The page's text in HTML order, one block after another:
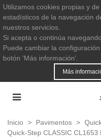
Utilizamos cookies propias y
estadísticos de la navegación
nuestros servicios.
Si acepta o continúa
Puede cambiar la
botón 'Más información'.
Más
Inicio > Pavimentos >
Quick-Step CLASSIC CL1653